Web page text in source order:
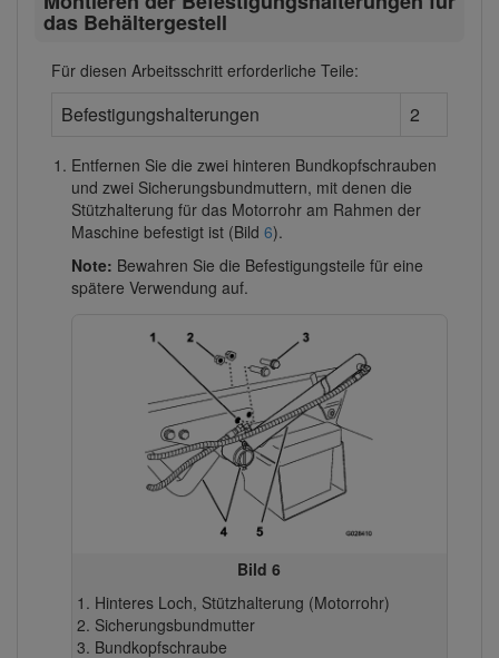
das Behältergestell
Für diesen Arbeitsschritt erforderliche Teile:
Befestigungshalterungen 2
Entfernen Sie die zwei hinteren Bundkopfschrauben
und zwei Sicherungsbundmuttern, mit denen die
Stützhalterung für das Motorrohr am Rahmen der
Maschine befestigt ist (Bild 6).
Note: Bewahren Sie die Befestigungsteile für eine
spätere Verwendung auf.
Bild 6
Hinteres Loch, Stützhalterung (Motorrohr)
Sicherungsbundmutter
Bundkopfschraube